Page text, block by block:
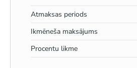
Atmaksas periods
Ikmēneša maksājums
Procentu likme